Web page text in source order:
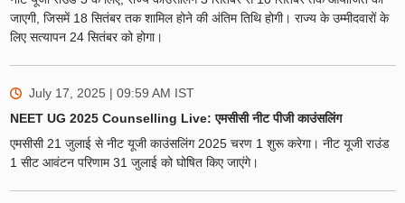
जाएगी, जिसमें 18 सितंबर तक शामिल होने की अंतिम तिथि होगी। राज्य के उम्मीदवारों के
लिए सत्यापन 24 सितंबर को होगा।
July 17, 2025 | 09:59 AM IST
NEET UG 2025 Counselling Live: एमसीसी नीट पीजी काउंसलिंग
एमसीसी 21 जुलाई से नीट यूजी काउंसलिंग 2025 चरण 1 शुरू करेगा। नीट यूजी राउंड
1 सीट आवंटन परिणाम 31 जुलाई को घोषित किए जाएंगे।